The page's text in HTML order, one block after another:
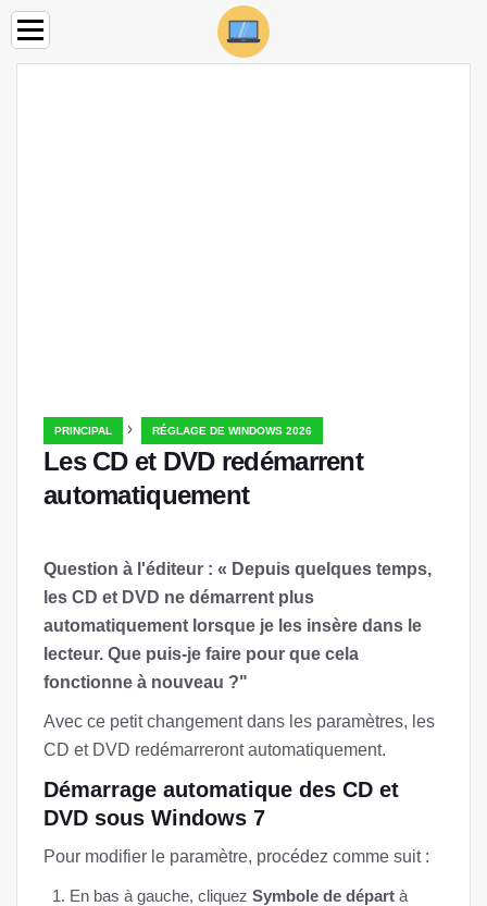
PRINCIPAL › RÉGLAGE DE WINDOWS 2026
Les CD et DVD redémarrent
automatiquement
Question à l'éditeur : « Depuis quelques temps,
les CD et DVD ne démarrent plus
automatiquement lorsque je les insère dans le
lecteur. Que puis-je faire pour que cela
fonctionne à nouveau ?"
Avec ce petit changement dans les paramètres, les
CD et DVD redémarreront automatiquement.
Démarrage automatique des CD et
DVD sous Windows 7
Pour modifier le paramètre, procédez comme suit :
En bas à gauche, cliquez Symbole de départ à